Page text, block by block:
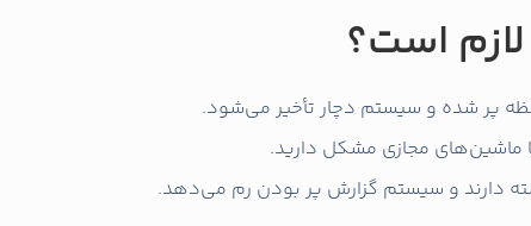
لازم است؟
پر شده و سیستم دچار تأخیر می‌شود.
ماشین‌های مجازی مشکل دارید.
دارند و سیستم گزارش پر بودن رم می‌دهد.